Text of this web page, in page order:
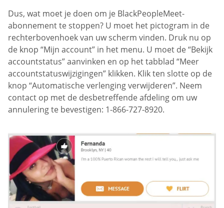
Dus, wat moet je doen om je BlackPeopleMeet-
abonnement te stoppen? U moet het pictogram in de
rechterbovenhoek van uw scherm vinden. Druk nu op
de knop “Mijn account” in het menu. U moet de “Bekijk
accountstatus” aanvinken en op het tabblad “Meer
accountstatuswijzigingen” klikken. Klik ten slotte op de
knop “Automatische verlenging verwijderen”. Neem
contact op met de desbetreffende afdeling om uw
annulering te bevestigen: 1-866-727-8920.